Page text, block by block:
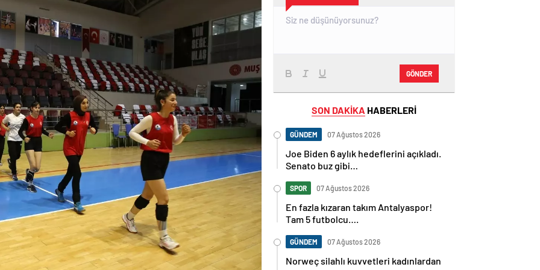
GÖNDER
SON DAKİKA HABERLERİ
GÜNDEM 07 Ağustos 2026
Joe Biden 6 aylık hedeflerini açıkladı.
Senato buz gibi…
SPOR 07 Ağustos 2026
En fazla kızaran takım Antalyaspor!
Tam 5 futbolcu….
GÜNDEM 07 Ağustos 2026
Norweç silahlı kuvvetleri kadınlardan